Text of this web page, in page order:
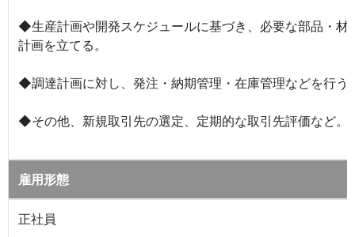
◆生産計画や開発スケジュールに基づき、必要な部品・材
計画を立てる。
◆調達計画に対し、発注・納期管理・在庫管理などを行う
◆その他、新規取引先の選定、定期的な取引先評価など。
雇用形態
正社員